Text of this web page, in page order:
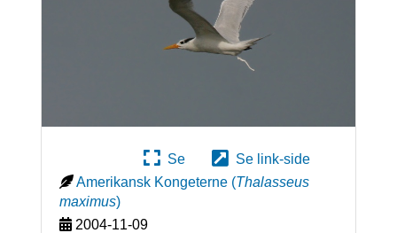
Se
Se link-side
Amerikansk Kongeterne (Thalasseus
maximus)
2004-11-09